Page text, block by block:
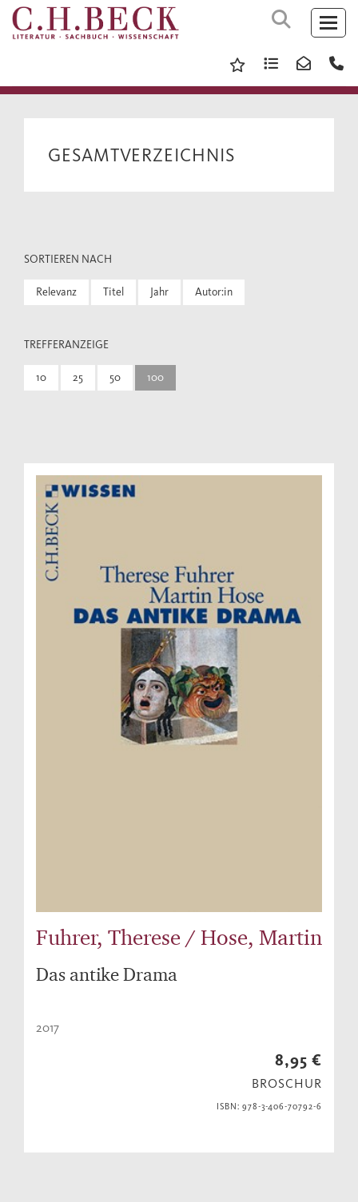
GESAMTVERZEICHNIS
SORTIEREN NACH
Relevanz Titel Jahr Autor:in
TREFFERANZEIGE
10 25 50 100
Fuhrer, Therese / Hose, Martin
Das antike Drama
2017
8,95 €
BROSCHUR
ISBN: 978-3-406-70792-6